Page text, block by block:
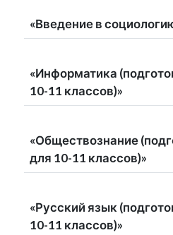
«Введение в
«Информатика
10-11 классов)»
«Обществознание
для 10-11 классов)»
«Русский язык
10-11 классов)»